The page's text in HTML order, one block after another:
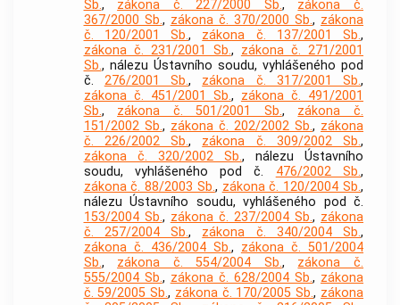
Sb., zákona č. 227/2000 Sb., zákona č.
367/2000 Sb., zákona č. 370/2000 Sb., zákona
č. 120/2001 Sb., zákona č. 137/2001 Sb.,
zákona č. 231/2001 Sb., zákona č. 271/2001
Sb., nálezu Ústavního soudu, vyhlášeného pod
č. 276/2001 Sb., zákona č. 317/2001 Sb.,
zákona č. 451/2001 Sb., zákona č. 491/2001
Sb., zákona č. 501/2001 Sb., zákona č.
151/2002 Sb., zákona č. 202/2002 Sb., zákona
č. 226/2002 Sb., zákona č. 309/2002 Sb.,
zákona č. 320/2002 Sb., nálezu Ústavního
soudu, vyhlášeného pod č. 476/2002 Sb.,
zákona č. 88/2003 Sb., zákona č. 120/2004 Sb.,
nálezu Ústavního soudu, vyhlášeného pod č.
153/2004 Sb., zákona č. 237/2004 Sb., zákona
č. 257/2004 Sb., zákona č. 340/2004 Sb.,
zákona č. 436/2004 Sb., zákona č. 501/2004
Sb., zákona č. 554/2004 Sb., zákona č.
555/2004 Sb., zákona č. 628/2004 Sb., zákona
č. 59/2005 Sb., zákona č. 170/2005 Sb., zákona